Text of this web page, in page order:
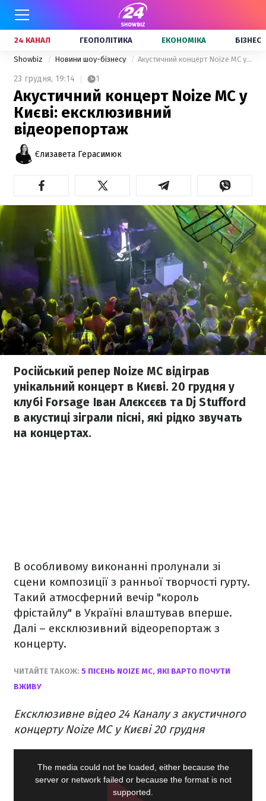
24 КАНАЛ ГЕОПОЛІТИКА ЕКОНОМІКА БІЗНЕС
Showbiz Новини шоу-бізнесу Акустичний концерт Noize MC у Києві: ексклюзивний відеорепортаж
23 грудня, 19:14 1
Акустичний концерт Noize MC у
Києві: ексклюзивний
відеорепортаж
Єлизавета Герасимюк
Російський репер Noize MC відіграв
унікальний концерт в Києві. 20 грудня у
клубі Forsage Іван Алєксєєв та Dj Stufford
в акустиці зіграли пісні, які рідко звучать
на концертах.
В особливому виконанні пролунали зі
сцени композиції з ранньої творчості гурту.
Такий атмосферний вечір "король
фрістайлу" в Україні влаштував вперше.
Далі – ексклюзивний відеорепортаж з
концерту.
ЧИТАЙТЕ ТАКОЖ: 5 ПІСЕНЬ NOIZE MC, ЯКІ ВАРТО ПОЧУТИ
ВЖИВУ
Ексклюзивне відео 24 Каналу з акустичного
концерту Noize MC у Києві 20 грудня